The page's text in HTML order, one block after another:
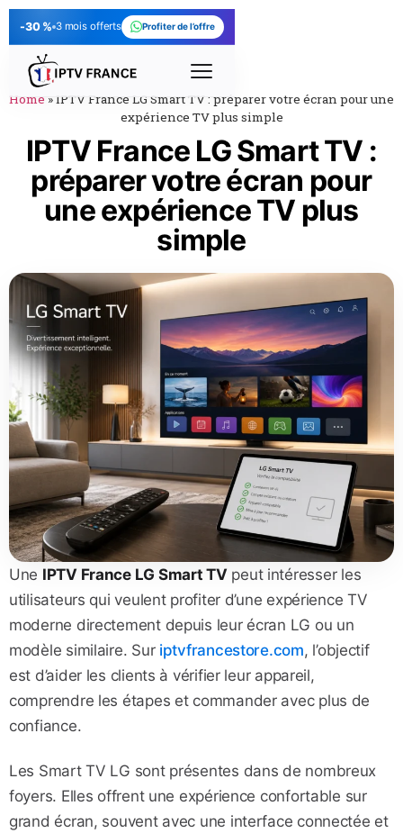
-30 % 3 mois offerts Profiter de l’offre
Home »IPTV France LG Smart TV : préparer votre écran pour une
expérience TV plus simple
IPTV France LG Smart TV :
préparer votre écran pour
une expérience TV plus
simple
Une IPTV France LG Smart TVpeut intéresser les
utilisateurs qui veulent profiter d’une expérience TV
moderne directement depuis leur écran LG ou un
modèle similaire. Sur iptvfrancestore.com, l’objectif
est d’aider les clients à vérifier leur appareil,
comprendre les étapes et commander avec plus de
confiance.
Les Smart TV LG sont présentes dans de nombreux
foyers. Elles offrent une expérience confortable sur
grand écran, souvent avec une interface connectée et